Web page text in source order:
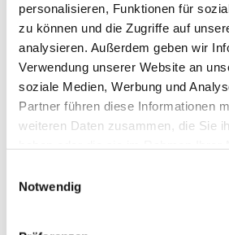
personalisieren, Funktionen für
zu können und die Zugriffe auf
analysieren. Außerdem geben wir
Verwendung unserer Website an
soziale Medien, Werbung und
Partner führen diese Informationen
weiteren Daten zusammen, die Sie
Notwendig
TUL-Tec Adapter
Unsere Dienstleistungen
Beratung
Engineering